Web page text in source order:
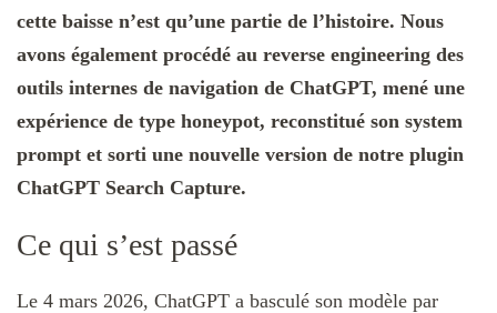
cette baisse n’est qu’une partie de l’histoire. Nous
avons également procédé au reverse engineering des
outils internes de navigation de ChatGPT, mené une
expérience de type honeypot, reconstitué son system
prompt et sorti une nouvelle version de notre plugin
ChatGPT Search Capture.
Ce qui s’est passé
Le 4 mars 2026, ChatGPT a basculé son modèle par